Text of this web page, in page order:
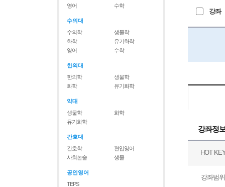
영어
수학
수의대
수의학
생물학
화학
유기화학
영어
수학
한의대
한의학
생물학
화학
유기화학
약대
생물학
화학
유기화학
간호대
간호학
편입영어
사회논술
생물
공인영어
TEPS
강좌
강좌정
HOT
강좌범위